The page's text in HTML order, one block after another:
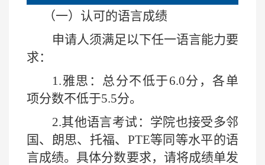
（一）认可的语言成绩
申请人须满足以下任一语言能力要
求：
1.雅思：总分不低于6.0分，各单
项分数不低于5.5分。
2.其他语言考试：学院也接受多邻
国、朗思、托福、 PTE等同等水平的语
言成绩。具体分数要求，请将成绩单发